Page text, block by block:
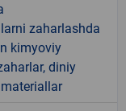
zaharlashda
kimyoviy
diniy